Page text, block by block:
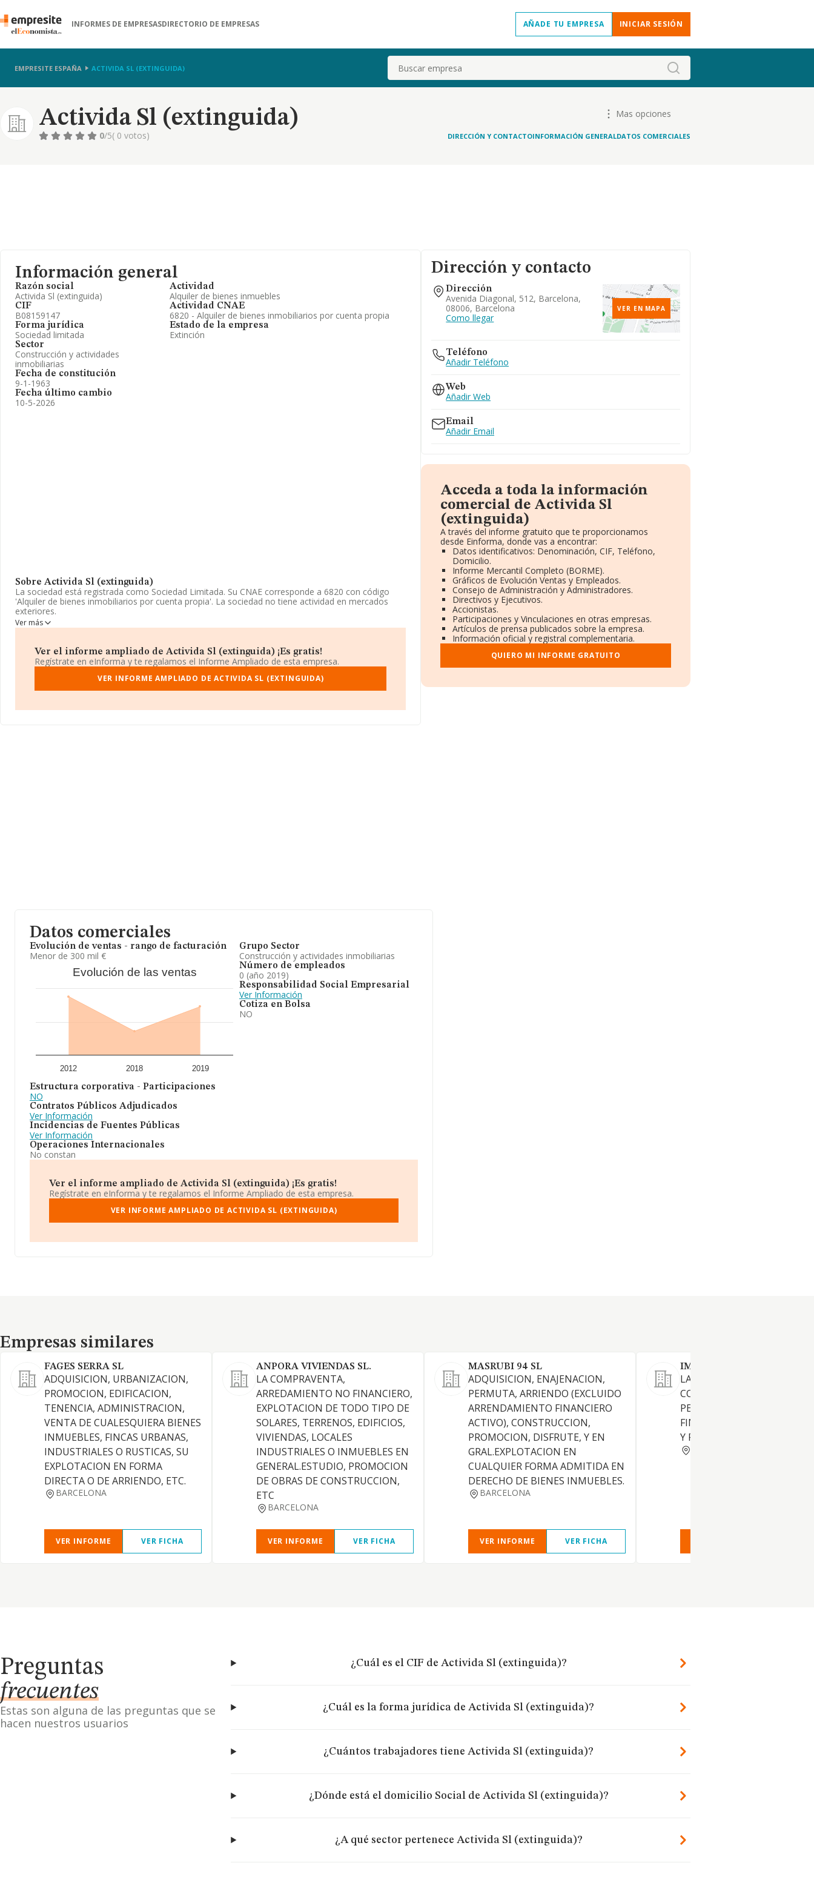
INFORMES DE EMPRESASDIRECTORIO DE EMPRESAS AÑADE TU EMPRESA INICIAR SESIÓN
EMPRESITE ESPAÑA ACTIVIDA SL (EXTINGUIDA) Buscar
Activida Sl (extinguida)
Mas opciones
0/5( 0 votos) DIRECCIÓN Y CONTACTOINFORMACIÓN GENERALDATOS COMERCIALES
Información general
Razón social
Activida Sl (extinguida)
CIF
B08159147
Forma jurídica
Sociedad limitada
Sector
Construcción y actividades
inmobiliarias
Fecha de constitución
9-1-1963
Fecha último cambio
10-5-2026
Actividad
Alquiler de bienes inmuebles
Actividad CNAE
6820 - Alquiler de bienes inmobiliarios por cuenta propia
Estado de la empresa
Extinción
Sobre Activida Sl (extinguida)
La sociedad está registrada como Sociedad Limitada. Su CNAE corresponde a 6820 con código
'Alquiler de bienes inmobiliarios por cuenta propia'. La sociedad no tiene actividad en mercados
exteriores.
La sociedadActivida S.L (extinguida), NIF B08159147, tiene domicilio fiscal en Avenida Diagonal
Con los datos a disposición de INFORMA sobre 132.555 empresas pertenecientes al sector, a nivel
nacional la facturación asciende a 22.737 millones de euros y en 2019 la media de facturación de
ventas entre todas las compañías alcanza los 171 mil euros. Con el fin de ampliar la información
relativa a las compañías, los empleados de media son 1. La antigüedad alcanza los 24 años desde
Ver más
Ver el informe ampliado de Activida Sl (extinguida) ¡Es gratis!
Regístrate en eInforma y te regalamos el Informe Ampliado de esta empresa.
VER INFORME AMPLIADO DE ACTIVIDA SL (EXTINGUIDA)
Dirección y contacto
Dirección
Avenida Diagonal, 512, Barcelona,
08006, Barcelona
Como llegar
VER EN MAPA
Teléfono
Añadir Teléfono
Web
Añadir Web
Email
Añadir Email
Acceda a toda la información
comercial de Activida Sl
(extinguida)
A través del informe gratuito que te proporcionamos
desde Einforma, donde vas a encontrar:
Datos identificativos: Denominación, CIF, Teléfono,
Domicilio.
Informe Mercantil Completo (BORME).
Gráficos de Evolución Ventas y Empleados.
Consejo de Administración y Administradores.
Directivos y Ejecutivos.
Accionistas.
Participaciones y Vinculaciones en otras empresas.
Artículos de prensa publicados sobre la empresa.
Información oficial y registral complementaria.
QUIERO MI INFORME GRATUITO
Datos comerciales
Evolución de ventas - rango de facturación
Menor de 300 mil €
Evolución de las ventas
2012 2018 2019
Estructura corporativa - Participaciones
NO
Contratos Públicos Adjudicados
Ver Información
Incidencias de Fuentes Públicas
Ver Información
Operaciones Internacionales
No constan
Grupo Sector
Construcción y actividades inmobiliarias
Número de empleados
0 (año 2019)
Responsabilidad Social Empresarial
Ver Información
Cotiza en Bolsa
NO
Ver el informe ampliado de Activida Sl (extinguida) ¡Es gratis!
Regístrate en eInforma y te regalamos el Informe Ampliado de esta empresa.
VER INFORME AMPLIADO DE ACTIVIDA SL (EXTINGUIDA)
Empresas similares
Empresas similares
FAGES SERRA SL
ADQUISICION, URBANIZACION,
PROMOCION, EDIFICACION,
TENENCIA, ADMINISTRACION,
VENTA DE CUALESQUIERA BIENES
INMUEBLES, FINCAS URBANAS,
INDUSTRIALES O RUSTICAS, SU
EXPLOTACION EN FORMA
DIRECTA O DE ARRIENDO, ETC.
BARCELONA
VER INFORME VER FICHA
ANPORA VIVIENDAS SL.
LA COMPRAVENTA,
ARREDAMIENTO NO FINANCIERO,
EXPLOTACION DE TODO TIPO DE
SOLARES, TERRENOS, EDIFICIOS,
VIVIENDAS, LOCALES
INDUSTRIALES O INMUEBLES EN
GENERAL.ESTUDIO, PROMOCION
DE OBRAS DE CONSTRUCCION,
ETC
BARCELONA
VER INFORME VER FICHA
MASRUBI 94 SL
ADQUISICION, ENAJENACION,
PERMUTA, ARRIENDO (EXCLUIDO
ARRENDAMIENTO FINANCIERO
ACTIVO), CONSTRUCCION,
PROMOCION, DISFRUTE, Y EN
GRAL.EXPLOTACION EN
CUALQUIER FORMA ADMITIDA EN
DERECHO DE BIENES INMUEBLES.
BARCELONA
VER INFORME VER FICHA
IMMOBLES LECHA SOLER
LA PROMOCION,
CONSTRUCCION,
PERMUTA Y
FINCAS URBANAS,
Y RUSTICAS.
Preguntas
frecuentes
Estas son alguna de las preguntas que se
hacen nuestros usuarios
¿Cuál es el CIF de Activida Sl (extinguida)?
¿Cuál es la forma jurídica de Activida Sl (extinguida)?
¿Cuántos trabajadores tiene Activida Sl (extinguida)?
¿Dónde está el domicilio Social de Activida Sl (extinguida)?
¿A qué sector pertenece Activida Sl (extinguida)?